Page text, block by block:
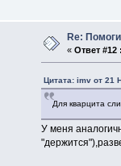
Re:
«Ответ #12 :
Цитата: imv от 21
Для кварцита
У меня